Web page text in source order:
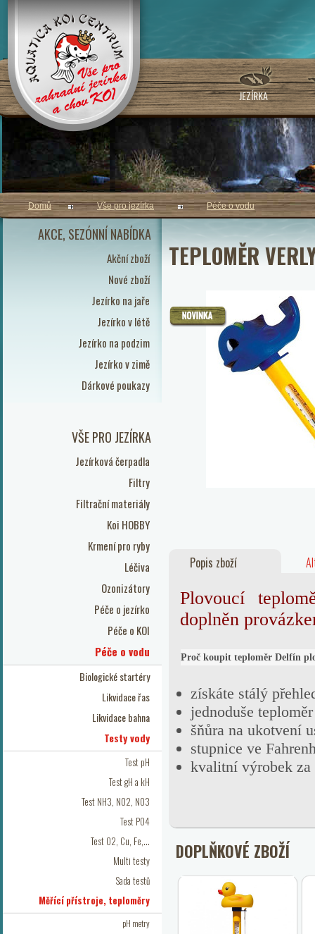
JEZÍRKA
AKCE, SEZÓNNÍ NABÍDKA
Akční zboží
Nové zboží
Jezírko na jaře
Jezírko v létě
Jezírko na podzim
Jezírko v zimě
Dárkové poukazy
VŠE PRO JEZÍRKA
Jezírková čerpadla
Filtry
Filtrační materiály
Koi HOBBY
Krmení pro ryby
Léčiva
Ozonizátory
Péče o jezírko
Péče o KOI
Péče o vodu
Biologické startéry
Likvidace řas
Likvidace bahna
Testy vody
Test pH
Test gH a kH
Test NH3, NO2, NO3
Test PO4
Test O2, Cu, Fe,...
Multi testy
Sada testů
Měřící přístroje, teploměry
pH metry
Domů Vše pro jezírka Péče o vodu
TEPLOMĚR
Popis zboží
Plovoucí
doplněn
Proč koupit teploměr Delfín
získáte stálý
jednoduše
šňůra na ukotvení
stupnice ve
kvalitní výrobek za
DOPLŇKOVÉ ZBOŽÍ